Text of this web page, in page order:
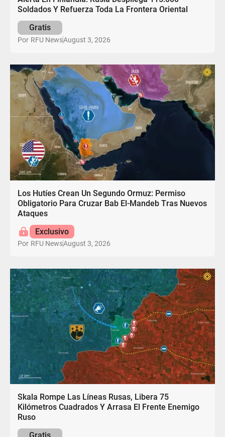
Soldados Y Refuerza Toda La Frontera Oriental
Gratis
Por RFU NewsAugust 3, 2026
Los Hutíes Crean Un Segundo Ormuz: Permiso
Obligatorio Para Cruzar Bab El-Mandeb Tras Nuevos
Ataques
Exclusivo
Por RFU NewsAugust 3, 2026
Skala Rompe Las Líneas Rusas, Libera 75
Kilómetros Cuadrados Y Arrasa El Frente Enemigo
Ruso